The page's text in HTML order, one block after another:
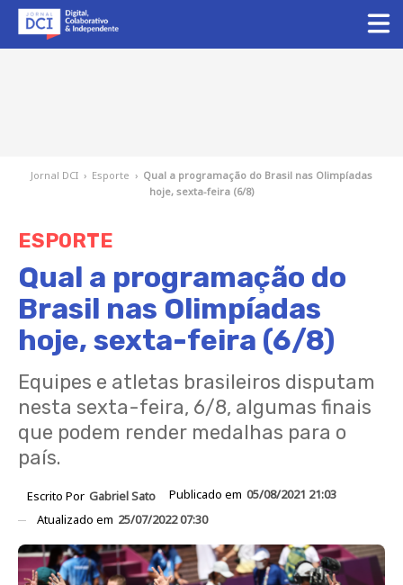
Jornal DCI › Esporte › Qual a programação do Brasil nas Olimpíadas
hoje, sexta-feira (6/8)
ESPORTE
Qual a programação do
Brasil nas Olimpíadas
hoje, sexta-feira (6/8)
Equipes e atletas brasileiros disputam
nesta sexta-feira, 6/8, algumas finais
que podem render medalhas para o
país.
Escrito Por Gabriel Sato Publicado em 05/08/2021 21:03
Atualizado em 25/07/2022 07:30